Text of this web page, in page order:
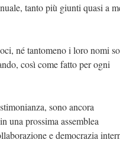
tanto più giunti quasi a
né tantomeno i loro nomi
così come fatto per ogni
sono ancora
una prossima assemblea
e democrazia